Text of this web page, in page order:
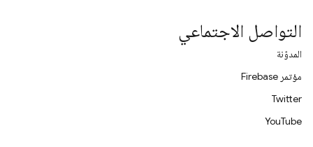
التواصل الاجتماعي
المدوّنة
مؤتمر Firebase
Twitter
YouTube